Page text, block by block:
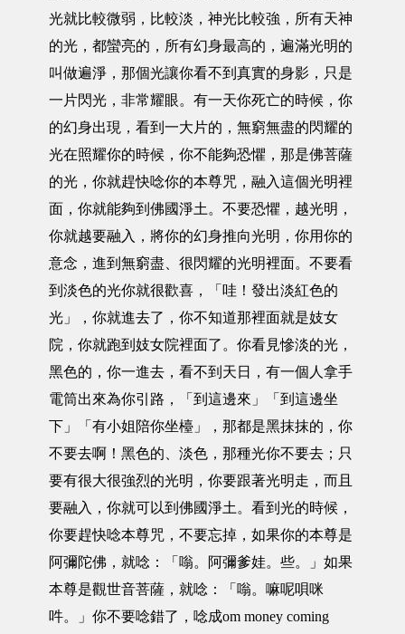
光就比較微弱，比較淡，神光比較強，所有天神
的光，都蠻亮的，所有幻身最高的，遍滿光明的
叫做遍淨，那個光讓你看不到真實的身影，只是
一片閃光，非常耀眼。有一天你死亡的時候，你
的幻身出現，看到一大片的，無窮無盡的閃耀的
光在照耀你的時候，你不能夠恐懼，那是佛菩薩
的光，你就趕快唸你的本尊咒，融入這個光明裡
面，你就能夠到佛國淨土。不要恐懼，越光明，
你就越要融入，將你的幻身推向光明，你用你的
意念，進到無窮盡、很閃耀的光明裡面。不要看
到淡色的光你就很歡喜，「哇！發出淡紅色的
光」，你就進去了，你不知道那裡面就是妓女
院，你就跑到妓女院裡面了。你看見慘淡的光，
黑色的，你一進去，看不到天日，有一個人拿手
電筒出來為你引路，「到這邊來」「到這邊坐
下」「有小姐陪你坐檯」，那都是黑抹抹的，你
不要去啊！黑色的、淡色，那種光你不要去；只
要有很大很強烈的光明，你要跟著光明走，而且
要融入，你就可以到佛國淨土。看到光的時候，
你要趕快唸本尊咒，不要忘掉，如果你的本尊是
阿彌陀佛，就唸：「嗡。阿彌爹娃。些。」如果
本尊是觀世音菩薩，就唸：「嗡。嘛呢唄咪
吽。」你不要唸錯了，唸成om money coming